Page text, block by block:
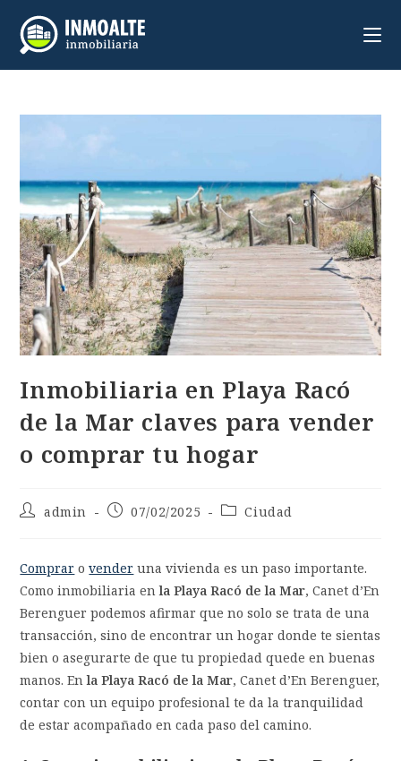
Inmobiliaria en Playa Racó
de la Mar claves para vender
o comprar tu hogar
admin 07/02/2025 Ciudad
Comprar ovender una vivienda es un paso importante.
Como inmobiliaria en la Playa Racó de la Mar, Canet d’En
Berenguer podemos afirmar que no solo se trata de una
transacción, sino de encontrar un hogar donde te sientas
bien o asegurarte de que tu propiedad quede en buenas
manos. EnlaPlayaRacó de la Mar, Canet d’En Berenguer,
contar con un equipo profesional te da la tranquilidad
de estar acompañado en cada paso del camino.